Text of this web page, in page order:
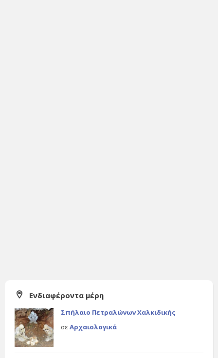
Ενδιαφέροντα μέρη
Σπήλαιο Πετραλώνων Χαλκιδικής
σε Αρχαιολογικά